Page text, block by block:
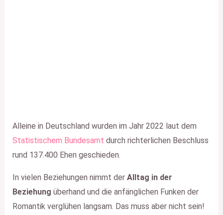
Alleine in Deutschland wurden im Jahr 2022 laut dem
Statistischem Bundesamt durch richterlichen Beschluss
rund 137.400 Ehen geschieden.
In vielen Beziehungen nimmt der Alltag in der
Beziehung überhand und die anfänglichen Funken der
Romantik verglühen langsam. Das muss aber nicht sein!